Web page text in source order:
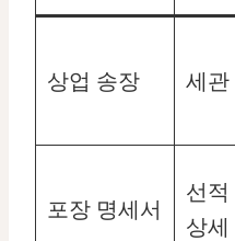
상업 송장 세관
포장 명세서
선적
상세